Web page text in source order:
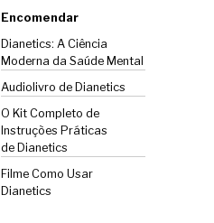
Encomendar
Dianetics: A Ciência
Moderna da Saúde Mental
Audiolivro de Dianetics
O Kit Completo de
Instruções Práticas
de Dianetics
Filme Como Usar
Dianetics